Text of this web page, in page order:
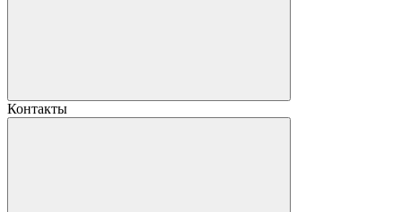
Контакты